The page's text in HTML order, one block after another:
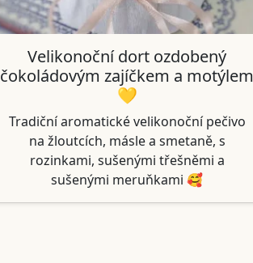
Velikonoční dort ozdobený
čokoládovým zajíčkem a motýlem
💛
Tradiční aromatické velikonoční pečivo
na žloutcích, másle a smetaně, s
rozinkami, sušenými třešněmi a
sušenými meruňkami 🥰